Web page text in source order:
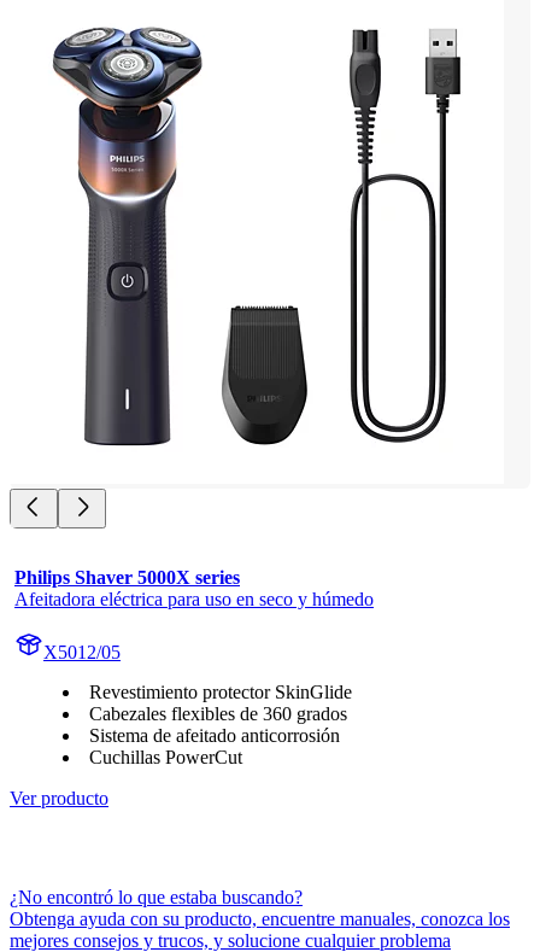
Philips Shaver 5000X series
Afeitadora eléctrica para uso en seco y húmedo
X5012/05
Revestimiento protector SkinGlide
Cabezales flexibles de 360 grados
Sistema de afeitado anticorrosión
Cuchillas PowerCut
Ver producto
¿No encontró lo que estaba buscando?
Obtenga ayuda con su producto, encuentre manuales, conozca los
mejores consejos y trucos, y solucione cualquier problema